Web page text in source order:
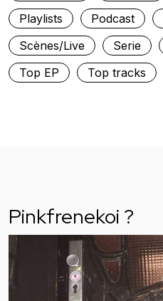
Playlists
Podcast
Scènes/Live
Serie
Top EP
Top tracks
Pinkfrenekoi ?